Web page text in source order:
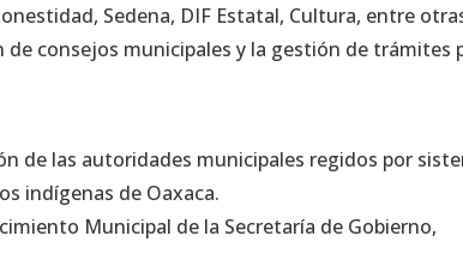
Sedena, DIF Estatal, Cultura, entre
consejos municipales y la gestión de trámites
de las autoridades municipales regidos por
indígenas de Oaxaca.
Municipal de la Secretaría de Gobierno,